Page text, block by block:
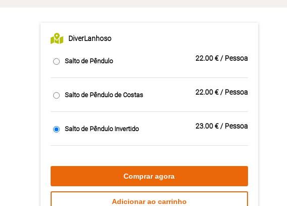
DiverLanhoso
Salto de Pêndulo 22.00 € / Pessoa
Salto de Pêndulo de Costas 22.00 € / Pessoa
Salto de Pêndulo Invertido 23.00 € / Pessoa
Comprar agora
Adicionar ao carrinho